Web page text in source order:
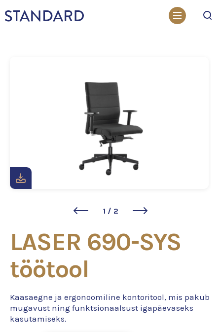
1 / 2
LASER 690-SYS
töötool
Kaasaegne ja ergonoomiline kontoritool, mis pakub
mugavust ning funktsionaalsust igapäevaseks
kasutamiseks.